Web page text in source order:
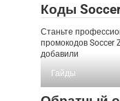
Коды
Станьте
промокодов Soccer
добавили
Гайды